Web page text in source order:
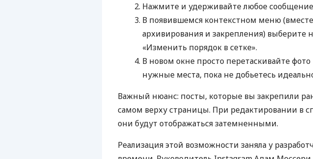
Нажмите и удерживайте любое
В появившемся контекстном меню
архивирования и закрепления) выберите
«Изменить порядок в сетке».
В новом окне просто перетаскивайте
нужные места, пока не добьетесь
Важный нюанс: посты, которые вы закрепили
самом верху страницы. При редактировании в
они будут отображаться затемненными.
Реализация этой возможности заняла у